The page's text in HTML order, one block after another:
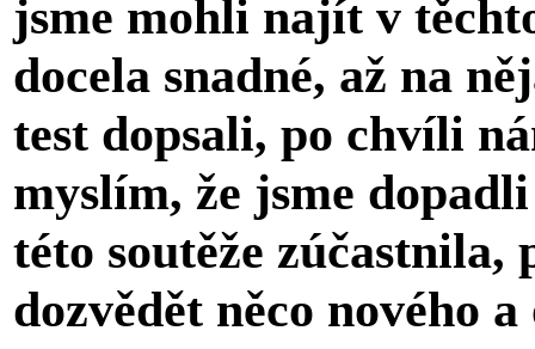
jsme mohli najít v
docela snadné, až na
test dopsali, po chvíli
myslím, že jsme
této soutěže zúčastnila,
dozvědět něco nového